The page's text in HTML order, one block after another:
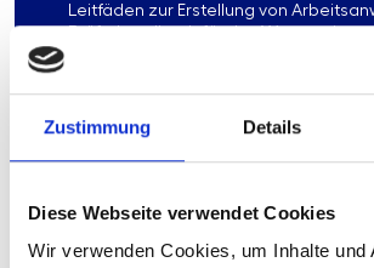
Zustimmung Details
Diese Webseite verwendet Cookies
Wir verwenden Cookies, um Inhalte und
Leitfäden zur Erstellung von
Risikomanagement
Vergleichsstudien
IT-Management
Compliance Management
Meldewesen
ERFA-Runde